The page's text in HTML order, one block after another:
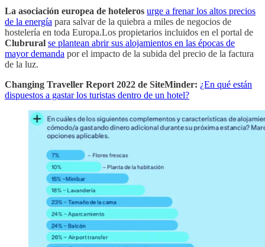
La asociación europea de hoteleros urge a frenar los altos precios
de la energía para salvar de la quiebra a miles de negocios de
hostelería en toda Europa.Los propietarios incluidos en el portal de
Clubrural se plantean abrir sus alojamientos en las épocas de
mayor demanda por el impacto de la subida del precio de la factura
de la luz.
Changing Traveller Report 2022 de SiteMinder: ¿En qué están
dispuestos a gastar los turistas dentro de un hotel?